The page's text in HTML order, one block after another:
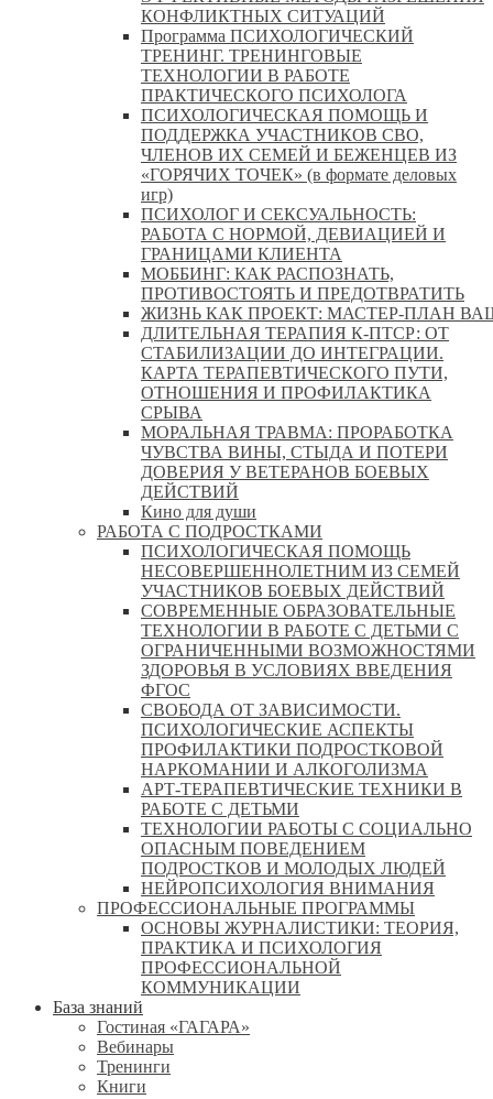
КОНФЛИКТНЫХ СИТУАЦИЙ
Программа ПСИХОЛОГИЧЕСКИЙ
ТРЕНИНГ. ТРЕНИНГОВЫЕ
ТЕХНОЛОГИИ В РАБОТЕ
ПРАКТИЧЕСКОГО ПСИХОЛОГА
ПСИХОЛОГИЧЕСКАЯ ПОМОЩЬ И
ПОДДЕРЖКА УЧАСТНИКОВ СВО,
ЧЛЕНОВ ИХ СЕМЕЙ И БЕЖЕНЦЕВ ИЗ
«ГОРЯЧИХ ТОЧЕК» (в формате деловых
игр)
ПСИХОЛОГ И СЕКСУАЛЬНОСТЬ:
РАБОТА С НОРМОЙ, ДЕВИАЦИЕЙ И
ГРАНИЦАМИ КЛИЕНТА
МОББИНГ: КАК РАСПОЗНАТЬ,
ПРОТИВОСТОЯТЬ И ПРЕДОТВРАТИТЬ
ЖИЗНЬ КАК ПРОЕКТ: МАСТЕР‑ПЛАН
ДЛИТЕЛЬНАЯ ТЕРАПИЯ К-ПТСР: ОТ
СТАБИЛИЗАЦИИ ДО ИНТЕГРАЦИИ.
КАРТА ТЕРАПЕВТИЧЕСКОГО ПУТИ,
ОТНОШЕНИЯ И ПРОФИЛАКТИКА
СРЫВА
МОРАЛЬНАЯ ТРАВМА: ПРОРАБОТКА
ЧУВСТВА ВИНЫ, СТЫДА И ПОТЕРИ
ДОВЕРИЯ У ВЕТЕРАНОВ БОЕВЫХ
ДЕЙСТВИЙ
Кино для души
РАБОТА С ПОДРОСТКАМИ
ПСИХОЛОГИЧЕСКАЯ ПОМОЩЬ
НЕСОВЕРШЕННОЛЕТНИМ ИЗ СЕМЕЙ
УЧАСТНИКОВ БОЕВЫХ ДЕЙСТВИЙ
СОВРЕМЕННЫЕ ОБРАЗОВАТЕЛЬНЫЕ
ТЕХНОЛОГИИ В РАБОТЕ С ДЕТЬМИ С
ОГРАНИЧЕННЫМИ ВОЗМОЖНОСТЯМИ
ЗДОРОВЬЯ В УСЛОВИЯХ ВВЕДЕНИЯ
ФГОС
СВОБОДА ОТ ЗАВИСИМОСТИ.
ПСИХОЛОГИЧЕСКИЕ АСПЕКТЫ
ПРОФИЛАКТИКИ ПОДРОСТКОВОЙ
НАРКОМАНИИ И АЛКОГОЛИЗМА
АРТ-ТЕРАПЕВТИЧЕСКИЕ ТЕХНИКИ В
РАБОТЕ С ДЕТЬМИ
ТЕХНОЛОГИИ РАБОТЫ С СОЦИАЛЬНО
ОПАСНЫМ ПОВЕДЕНИЕМ
ПОДРОСТКОВ И МОЛОДЫХ ЛЮДЕЙ
НЕЙРОПСИХОЛОГИЯ ВНИМАНИЯ
ПРОФЕССИОНАЛЬНЫЕ ПРОГРАММЫ
ОСНОВЫ ЖУРНАЛИСТИКИ: ТЕОРИЯ,
ПРАКТИКА И ПСИХОЛОГИЯ
ПРОФЕССИОНАЛЬНОЙ
КОММУНИКАЦИИ
База знаний
Гостиная «ГАГАРА»
Вебинары
Тренинги
Книги